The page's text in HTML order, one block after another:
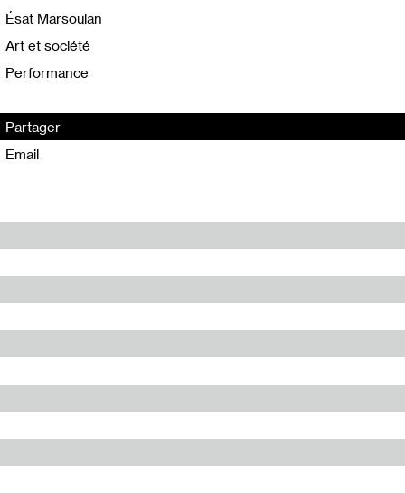
Ésat Marsoulan
Art et société
Performance
Partager
Email